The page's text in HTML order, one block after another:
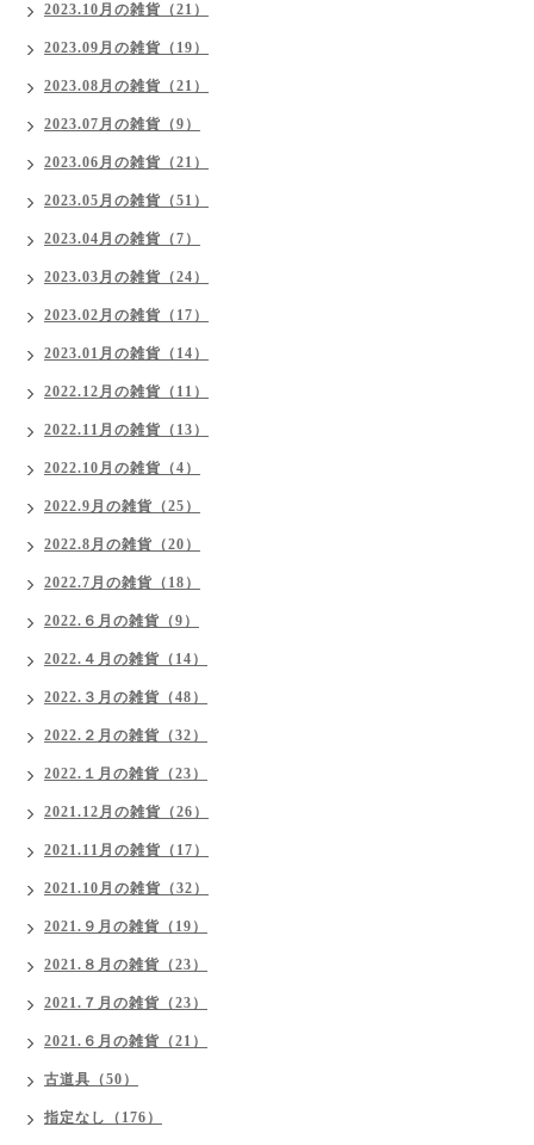
2023.10月の雑貨（21）
2023.09月の雑貨（19）
2023.08月の雑貨（21）
2023.07月の雑貨（9）
2023.06月の雑貨（21）
2023.05月の雑貨（51）
2023.04月の雑貨（7）
2023.03月の雑貨（24）
2023.02月の雑貨（17）
2023.01月の雑貨（14）
2022.12月の雑貨（11）
2022.11月の雑貨（13）
2022.10月の雑貨（4）
2022.9月の雑貨（25）
2022.8月の雑貨（20）
2022.7月の雑貨（18）
2022.６月の雑貨（9）
2022.４月の雑貨（14）
2022.３月の雑貨（48）
2022.２月の雑貨（32）
2022.１月の雑貨（23）
2021.12月の雑貨（26）
2021.11月の雑貨（17）
2021.10月の雑貨（32）
2021.９月の雑貨（19）
2021.８月の雑貨（23）
2021.７月の雑貨（23）
2021.６月の雑貨（21）
古道具（50）
指定なし（176）